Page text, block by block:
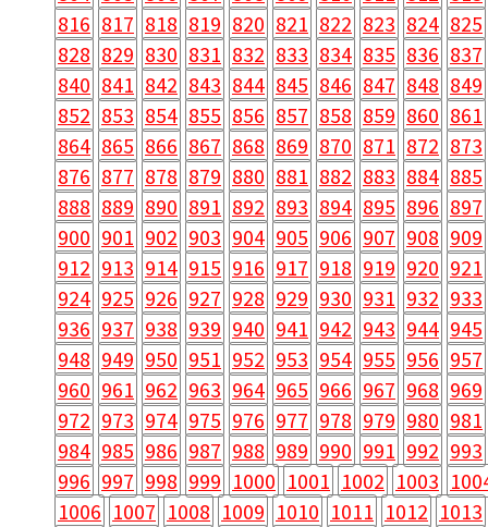
816 817 818 819 820 821 822 823 824 825
828 829 830 831 832 833 834 835 836 837
840 841 842 843 844 845 846 847 848 849
852 853 854 855 856 857 858 859 860 861
864 865 866 867 868 869 870 871 872 873
876 877 878 879 880 881 882 883 884 885
888 889 890 891 892 893 894 895 896 897
900 901 902 903 904 905 906 907 908 909
912 913 914 915 916 917 918 919 920 921
924 925 926 927 928 929 930 931 932 933
936 937 938 939 940 941 942 943 944 945
948 949 950 951 952 953 954 955 956 957
960 961 962 963 964 965 966 967 968 969
972 973 974 975 976 977 978 979 980 981
984 985 986 987 988 989 990 991 992 993
996 997 998 999 1000 1001 1002 1003
1006 1007 1008 1009 1010 1011 1012 1013